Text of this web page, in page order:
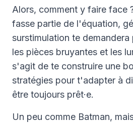
Alors, comment y faire face
fasse partie de l'équation,
surstimulation te
les pièces bruyantes et les
s'agit de te construire une
stratégies pour t'adapter à
être toujours prêt·e.
Un peu comme Batman,